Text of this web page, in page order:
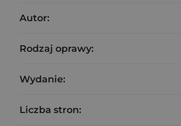
Autor:
Rodzaj oprawy:
Wydanie:
Liczba stron: